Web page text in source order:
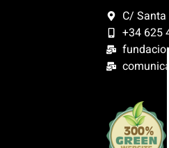
C/ Santa
+34 625